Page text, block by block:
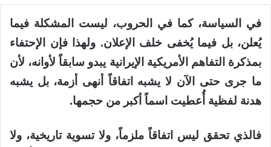
في السياسة، كما في الحروب، ليست المشكلة فيما
يُعلن، بل فيما يُخفى خلف الإعلان. ولهذا فإن الإحتفاء
بمذكرة التفاهم الأمريكية الإيرانية يبدو سابقاً لأوانه، لأن
ما جرى حتى الآن لا يشبه اتفاقاً أنهى أزمة، بل يشبه
هدنة لفظية أُعطيت اسماً أكبر من حجمها.
فالذي تحقق ليس اتفاقاً ملزماً، ولا تسوية تاريخية، ولا